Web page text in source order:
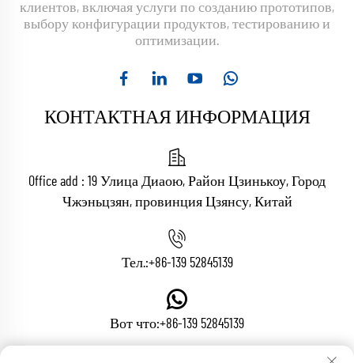
клиентов, включая услуги по созданию прототипов,
выбору конфигурации продуктов, тестированию и
оптимизации.
КОНТАКТНАЯ ИНФОРМАЦИЯ
Office add : 19 Улица Диаою, Район Цзинькоу, Город
Чжэньцзян, провинция Цзянсу, Китай
Тел.:+86-139 52845139
Вот что:+86-139 52845139